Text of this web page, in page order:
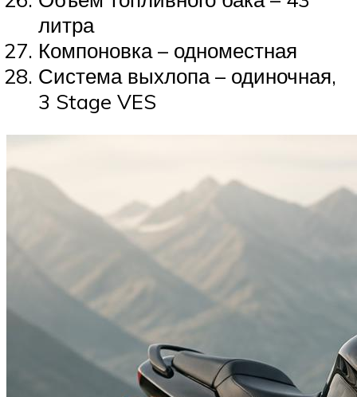
литра
Компоновка – одноместная
Система выхлопа – одиночная,
3 Stage VES